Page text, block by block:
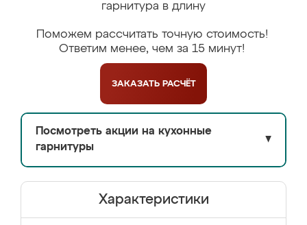
гарнитура в длину
Поможем рассчитать точную стоимость!
Ответим менее, чем за 15 минут!
ЗАКАЗАТЬ РАСЧЁТ
Посмотреть акции на кухонные
гарнитуры
▼
Характеристики